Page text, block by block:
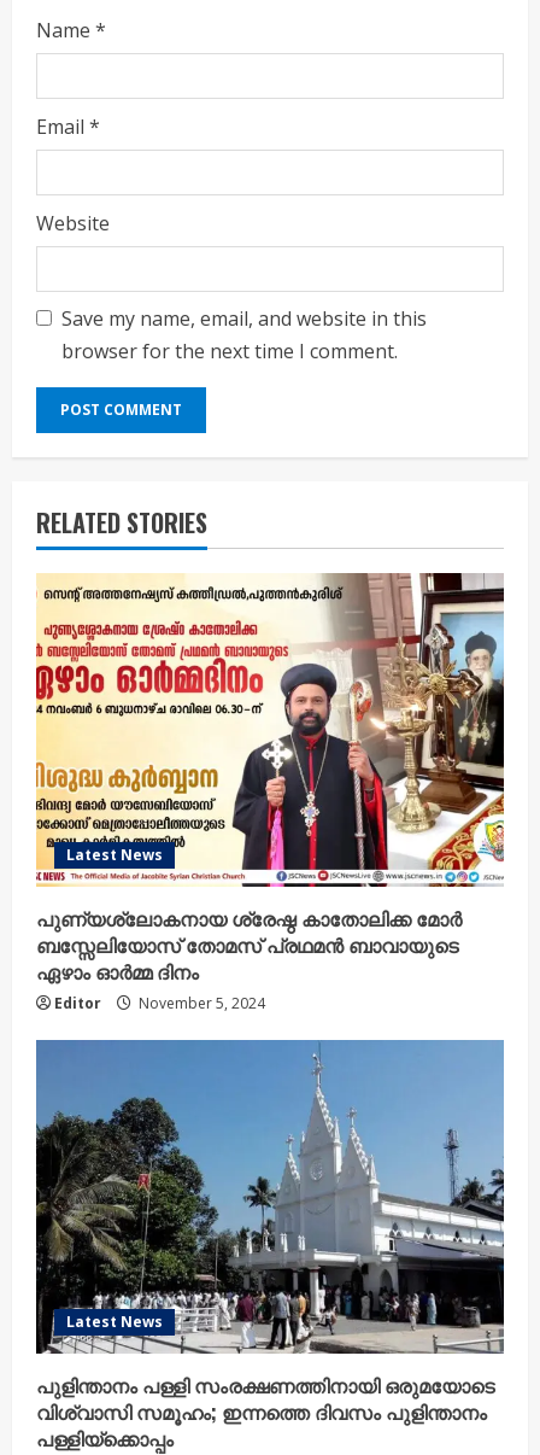
Name *
Email *
Website
Save my name, email, and website in this
browser for the next time I comment.
RELATED STORIES
Latest News
പുണ്യശ്ലോകനായ ശ്രേഷ്ഠ കാതോലിക്ക മോർ
ബസ്സേലിയോസ് തോമസ് പ്രഥമൻ ബാവായുടെ
ഏഴാം ഓർമ്മ ദിനം
Editor November 5, 2024
Latest News
പുളിന്താനം പള്ളി സംരക്ഷണത്തിനായി ഒരുമയോടെ
വിശ്വാസി സമൂഹം; ഇന്നത്തെ ദിവസം പുളിന്താനം
പള്ളിയ്ക്കൊപ്പം